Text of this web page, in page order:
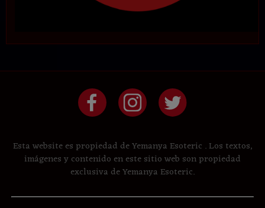
Esta website es propiedad de Yemanya Esoteric . Los textos,
imágenes y contenido en este sitio web son propiedad
exclusiva de Yemanya Esoteric.